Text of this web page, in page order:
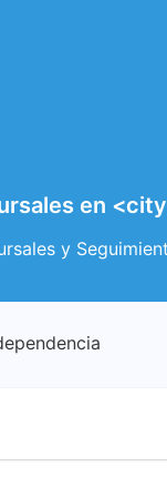
en
y